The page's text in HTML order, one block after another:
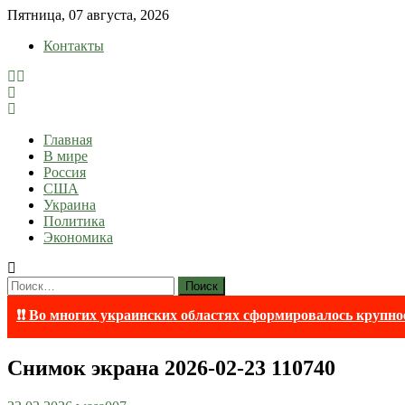
Skip
content
Пятница, 07 августа, 2026
Контакты
lentaruss
lentaruss — Новости
Главная
В мире
Россия
США
Украина
Политика
Экономика
Найти:
❗❗ Во многих украинских областях сформировалось
Снимок экрана 2026-02-23 110740